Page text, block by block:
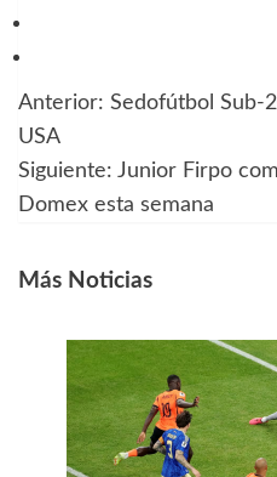
Navegación
de
entradas
Anterior: Sedofútbol Sub-
USA
Siguiente: Junior Firpo
Domex esta semana
Más Noticias